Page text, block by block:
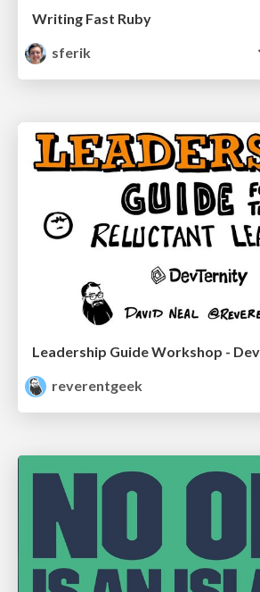
Writing Fast Ruby
sferik
Leadership Guide Workshop -
reverentgeek